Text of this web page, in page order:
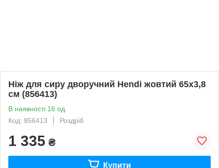
Ніж для сиру дворучний Hendi жовтий 65х3,8
см (856413)
В наявності 16 од.
Код: 856413
Роздріб
1 335 ₴
Купити